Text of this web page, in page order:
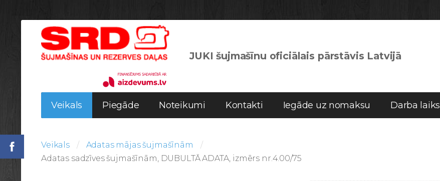
JUKI šujmašīnu oficiālais pārstāvis Latvijā
Veikals Piegāde Noteikumi Kontakti Iegāde uz nomaksu Darba laiks
Veikals
Adatas mājas šujmašīnām
Adatas sadzīves šujmašīnām, DUBULTĀ ADATA, izmērs nr.4.00/75